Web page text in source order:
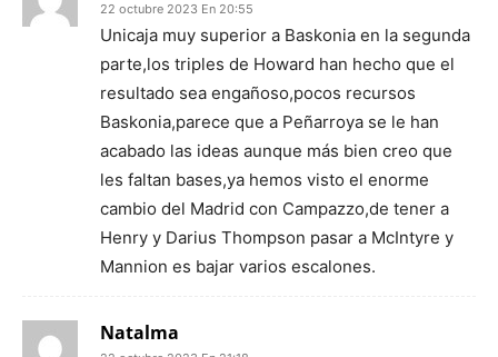
22 octubre 2023 En 20:55
Unicaja muy superior a Baskonia en la segunda
parte,los triples de Howard han hecho que el
resultado sea engañoso,pocos recursos
Baskonia,parece que a Peñarroya se le han
acabado las ideas aunque más bien creo que
les faltan bases,ya hemos visto el enorme
cambio del Madrid con Campazzo,de tener a
Henry y Darius Thompson pasar a McIntyre y
Mannion es bajar varios escalones.
Natalma